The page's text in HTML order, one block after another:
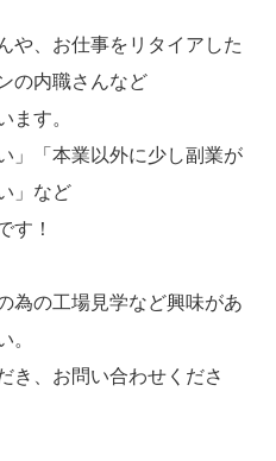
や、お仕事をリタイアした
の内職さんなど
す。
」「本業以外に少し副業が
」など
す！
為の工場見学など興味があ
き、お問い合わせくださ